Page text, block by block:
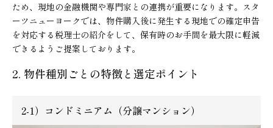
ため、現地の金融機関や専門家との連携が重要になります。スタ
ーツニューヨークでは、物件購入後に発生する現地での確定申告
を対応する税理士の紹介をして、保有時のお手間を最大限に軽減
できるようご提案しております。
2. 物件種別ごとの特徴と選定ポイント
2-1）コンドミニアム（分譲マンション）